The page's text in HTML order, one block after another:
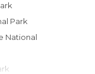
Park